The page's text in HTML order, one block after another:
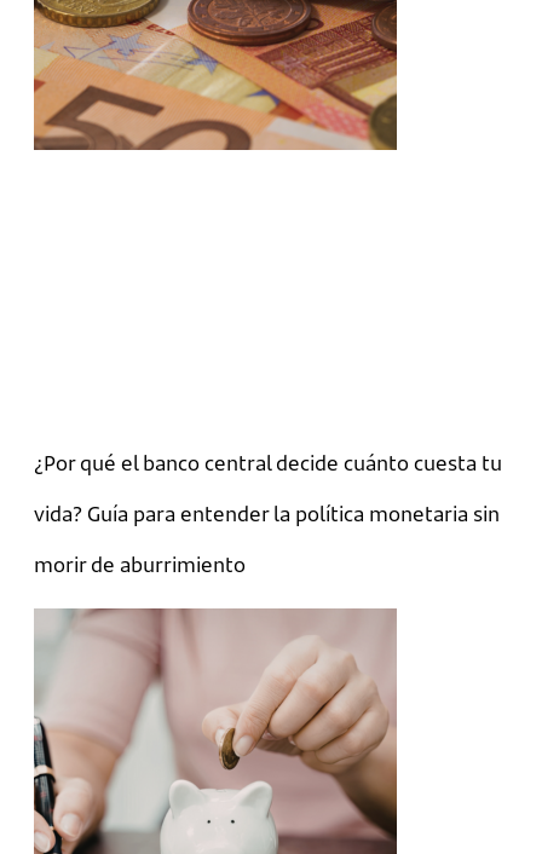
¿Por qué el banco central decide cuánto cuesta tu
vida? Guía para entender la política monetaria sin
morir de aburrimiento